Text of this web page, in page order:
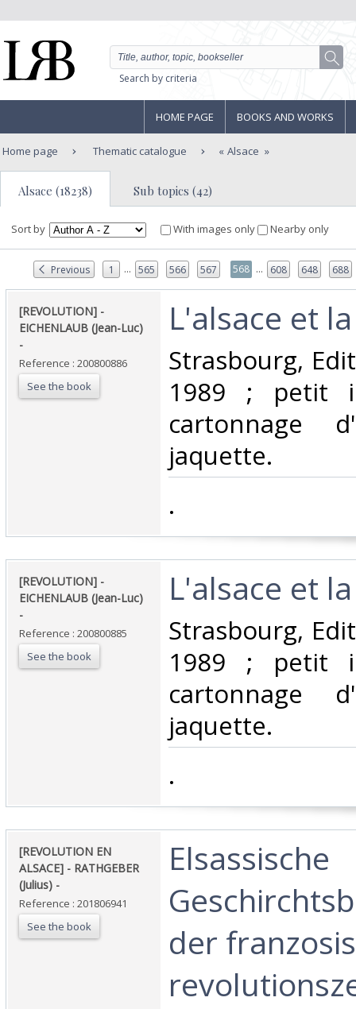
Search by criteria
HOME PAGE BOOKS AND WORKS
Home page Thematic catalogue Alsace
Alsace (18238) Sub topics (42)
Sort by With images only Nearby only
Previous 1 ... 565 566 567 568 ... 608 648 688
‎[REVOLUTION] -
EICHENLAUB (Jean-Luc)
- ‎
Reference : 200800886
See the book
‎L'alsace et
‎Strasbourg,
1989 ; petit
cartonnage
jaquette.‎
‎.‎
‎[REVOLUTION] -
EICHENLAUB (Jean-Luc)
- ‎
Reference : 200800885
See the book
‎L'alsace et
‎Strasbourg,
1989 ; petit
cartonnage
jaquette.‎
‎.‎
‎[REVOLUTION EN
ALSACE] - RATHGEBER
(Julius) - ‎
Reference : 201806941
See the book
‎Elsassische
der